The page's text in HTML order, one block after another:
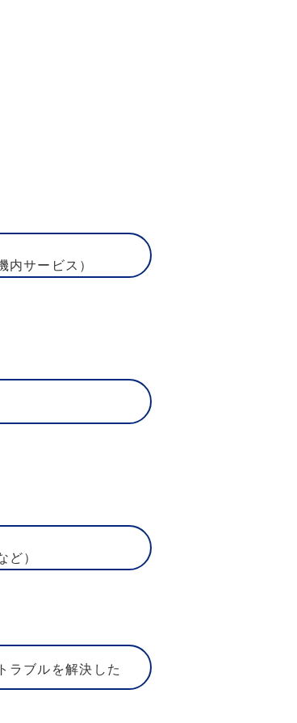
内サービス）
ど）
ラブルを解決した